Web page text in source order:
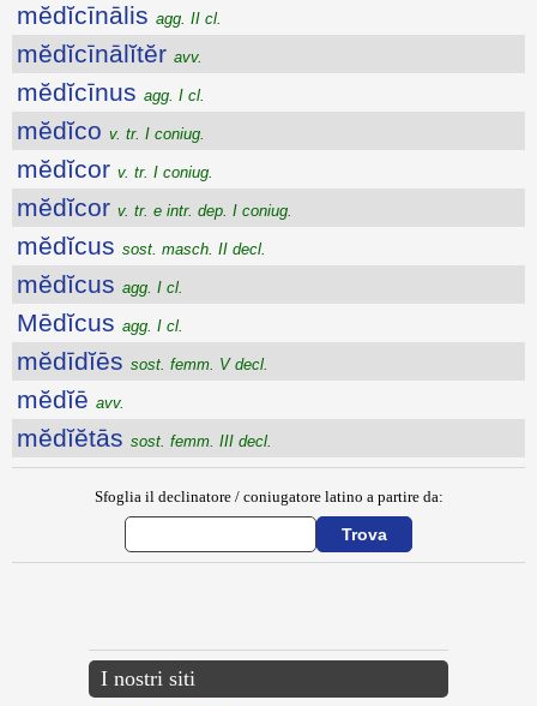
mĕdĭcīnālis agg. II cl.
mĕdĭcīnālĭtĕr avv.
mĕdĭcīnus agg. I cl.
mĕdĭco v. tr. I coniug.
mĕdĭcor v. tr. I coniug.
mĕdĭcor v. tr. e intr. dep. I coniug.
mĕdĭcus sost. masch. II decl.
mĕdĭcus agg. I cl.
Mēdĭcus agg. I cl.
mĕdīdĭēs sost. femm. V decl.
mĕdĭē avv.
mĕdĭĕtās sost. femm. III decl.
Sfoglia il declinatore / coniugatore latino a partire da:
I nostri siti